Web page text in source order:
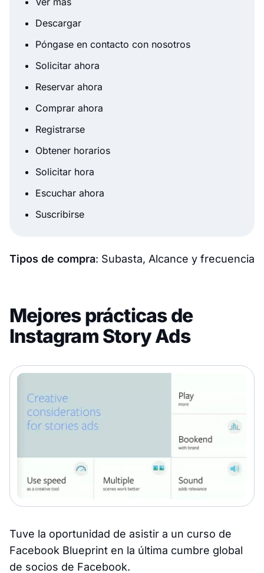
Descargar
Póngase en contacto con nosotros
Solicitar ahora
Reservar ahora
Comprar ahora
Registrarse
Obtener horarios
Solicitar hora
Escuchar ahora
Suscribirse
Tipos de compra: Subasta, Alcance y frecuencia
Mejores prácticas de
Instagram Story Ads
Tuve la oportunidad de asistir a un curso de
Facebook Blueprint en la última cumbre global
de socios de Facebook.